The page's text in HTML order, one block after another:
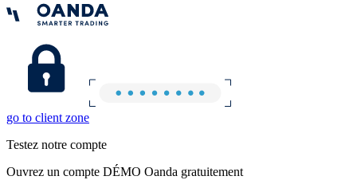
go to client zone
Testez notre compte
Ouvrez un compte DÉMO Oanda gratuitement